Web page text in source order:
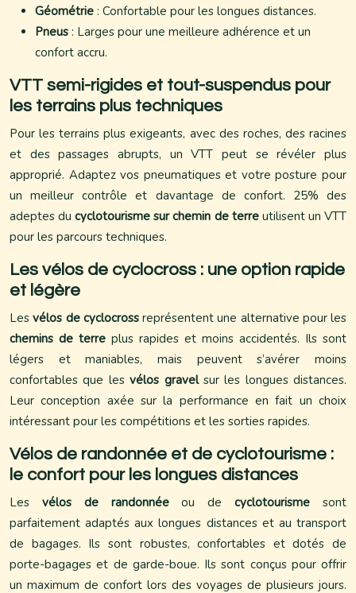
Géométrie : Confortable pour les longues distances.
Pneus : Larges pour une meilleure adhérence et un
confort accru.
VTT semi-rigides et tout-suspendus pour
les terrains plus techniques
Pour les terrains plus exigeants, avec des roches, des racines
et des passages abrupts, un VTT peut se révéler plus
approprié. Adaptez vos pneumatiques et votre posture pour
un meilleur contrôle et davantage de confort. 25% des
adeptes ducyclotourisme sur chemin de terre utilisent un VTT
pour les parcours techniques.
Les vélos de cyclocross : une option rapide
et légère
Lesvélos de cyclocross représentent une alternative pour les
chemins de terre plus rapides et moins accidentés. Ils sont
légers et maniables, mais peuvent s’avérer moins
confortables que lesvélos gravel sur les longues distances.
Leur conception axée sur la performance en fait un choix
intéressant pour les compétitions et les sorties rapides.
Vélos de randonnée et de cyclotourisme :
le confort pour les longues distances
Les vélos de randonnéeou decyclotourismesont
parfaitement adaptés aux longues distances et au transport
de bagages. Ils sont robustes, confortables et dotés de
porte-bagages et de garde-boue. Ils sont conçus pour offrir
un maximum de confort lors des voyages de plusieurs jours.